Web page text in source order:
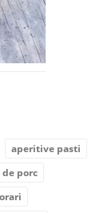
aperitive pasti
de porc